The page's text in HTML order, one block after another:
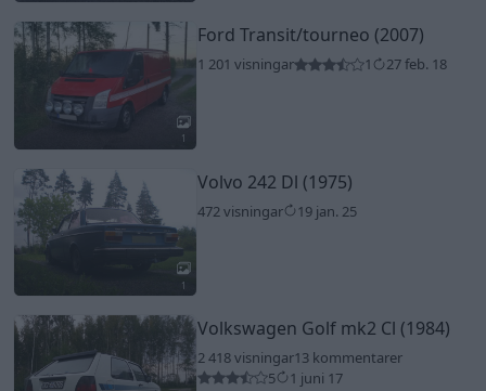
1
Ford Transit/tourneo (2007)
1 201 visningar 1 27 feb. 18
1
Volvo 242 Dl (1975)
472 visningar 19 jan. 25
Volkswagen Golf mk2 Cl (1984)
2 418 visningar13 kommentarer
5
1 juni 17